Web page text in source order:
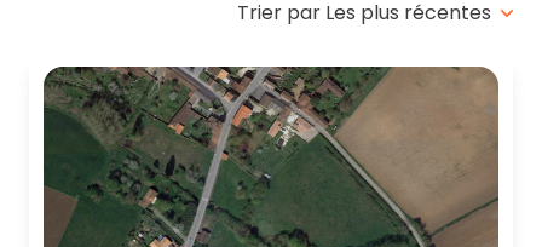
contactez-
nous
Trier par Les plus récentes